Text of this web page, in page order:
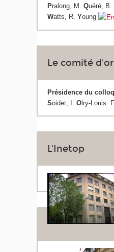
Pralong, M.Quéré, B.
Watts, R.Young
Le comité
Présidence du
Soidet, I.Olry-Louis
L'Inetop